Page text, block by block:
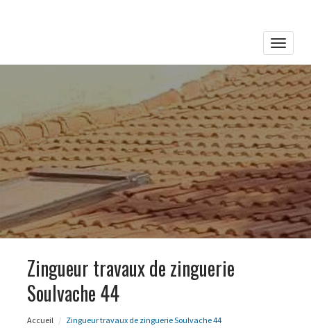
Toggle
Zingueur travaux de zinguerie
Soulvache 44
Accueil Zingueur travaux de zinguerie Soulvache 44